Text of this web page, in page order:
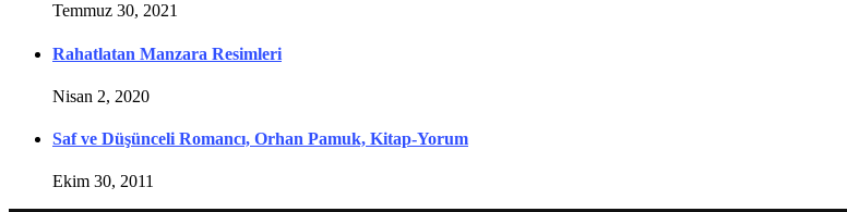
Temmuz 30, 2021
Rahatlatan Manzara Resimleri
Nisan 2, 2020
Saf ve Düşünceli Romancı, Orhan Pamuk, Kitap-Yorum
Ekim 30, 2011